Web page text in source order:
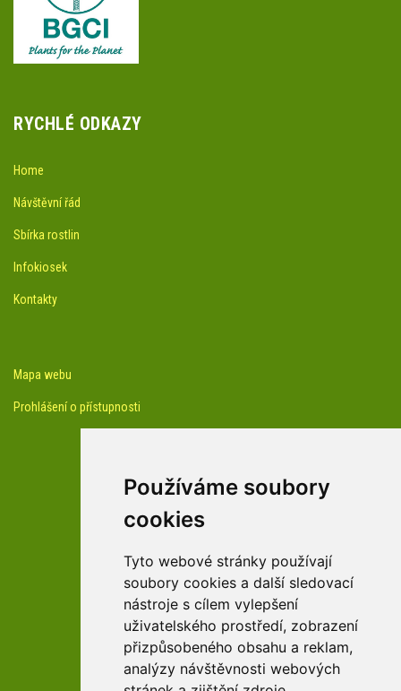
Používáme soubory
cookies
Tyto webové stránky používají
soubory cookies a další sledovací
nástroje s cílem vylepšení
uživatelského prostředí, zobrazení
přizpůsobeného obsahu a reklam,
analýzy návštěvnosti webových
RYCHLÉ ODKAZY
Home
Návštěvní řád
Sbírka rostlin
Infokiosek
Kontakty
Mapa webu
Prohlášení o přístupnosti
Youtube kanál arboreta